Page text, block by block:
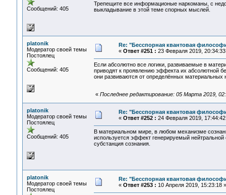
Сообщений: 405
Трепещите все информационые наркоманы, с
выкладывание в этой теме спорных мыслей.
platonik
Модератор своей темы
Постоялец
Сообщений: 405
Re: "Бесспорная квантовая
« Ответ #251 : 23 Февраля 2019,
Если абсолютно все логики, развиваемые в
приводят к проявлению эффекта их абсолютной
они развиваются от определённых материальных
« Последнее редактирование: 05 Марта 2019,
platonik
Модератор своей темы
Постоялец
Сообщений: 405
Re: "Бесспорная квантовая
« Ответ #252 : 24 Февраля 2019,
В материальном мире, в любом механизме
используется эффект генерируемый
субстанция сознания.
platonik
Модератор своей темы
Постоялец
Re: "Бесспорная квантовая
« Ответ #253 : 10 Апреля 2019, 15:23:18 »